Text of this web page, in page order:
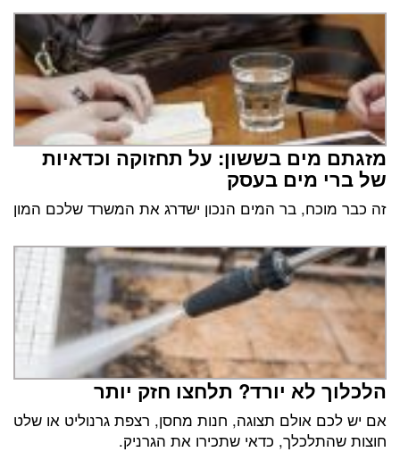
מזגתם מים בששון: על תחזוקה וכדאיות
של ברי מים בעסק
זה כבר מוכח, בר המים הנכון ישדרג את המשרד שלכם המון
הלכלוך לא יורד? תלחצו חזק יותר
אם יש לכם אולם תצוגה, חנות מחסן, רצפת גרנוליט או שלט
חוצות שהתלכלך, כדאי שתכירו את הגרניק.